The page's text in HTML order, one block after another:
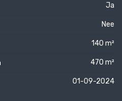
Ja
Nee
140 m²
470 m²
01-09-2024